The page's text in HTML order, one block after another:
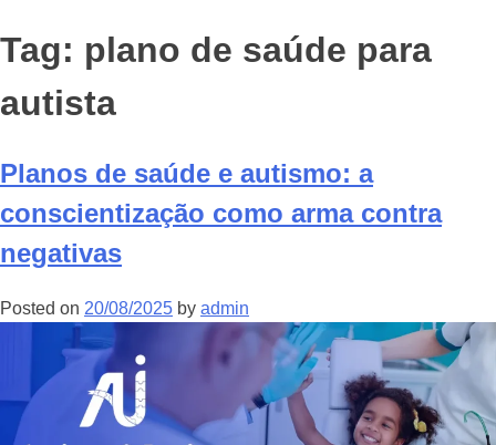
Tag: plano de saúde para
autista
Planos de saúde e autismo: a
conscientização como arma contra
negativas
Posted on 20/08/2025 by admin